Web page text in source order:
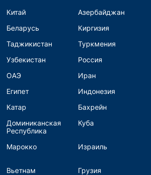
Китай
Азербайджан
Беларусь
Киргизия
Таджикистан
Туркмения
Узбекистан
Россия
ОАЭ
Иран
Египет
Индонезия
Катар
Бахрейн
Доминиканская
Республика
Куба
Марокко Израиль
Вьетнам
Грузия